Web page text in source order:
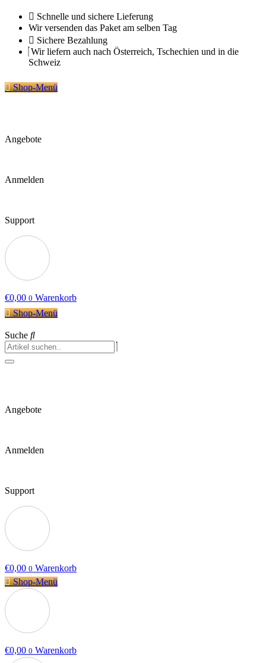
Zum
Inhalt
springen
Schnelle und sichere Lieferung
Wir versenden das Paket am selben Tag
Sichere Bezahlung
Wir liefern auch nach Österreich, Tschechien und in die
Schweiz
Shop-Menü
Angebote
Anmelden
Support
€0,00 0 Warenkorb
Shop-Menü
Suche
Angebote
Anmelden
Support
€0,00 0 Warenkorb
Shop-Menü
€0,00 0 Warenkorb